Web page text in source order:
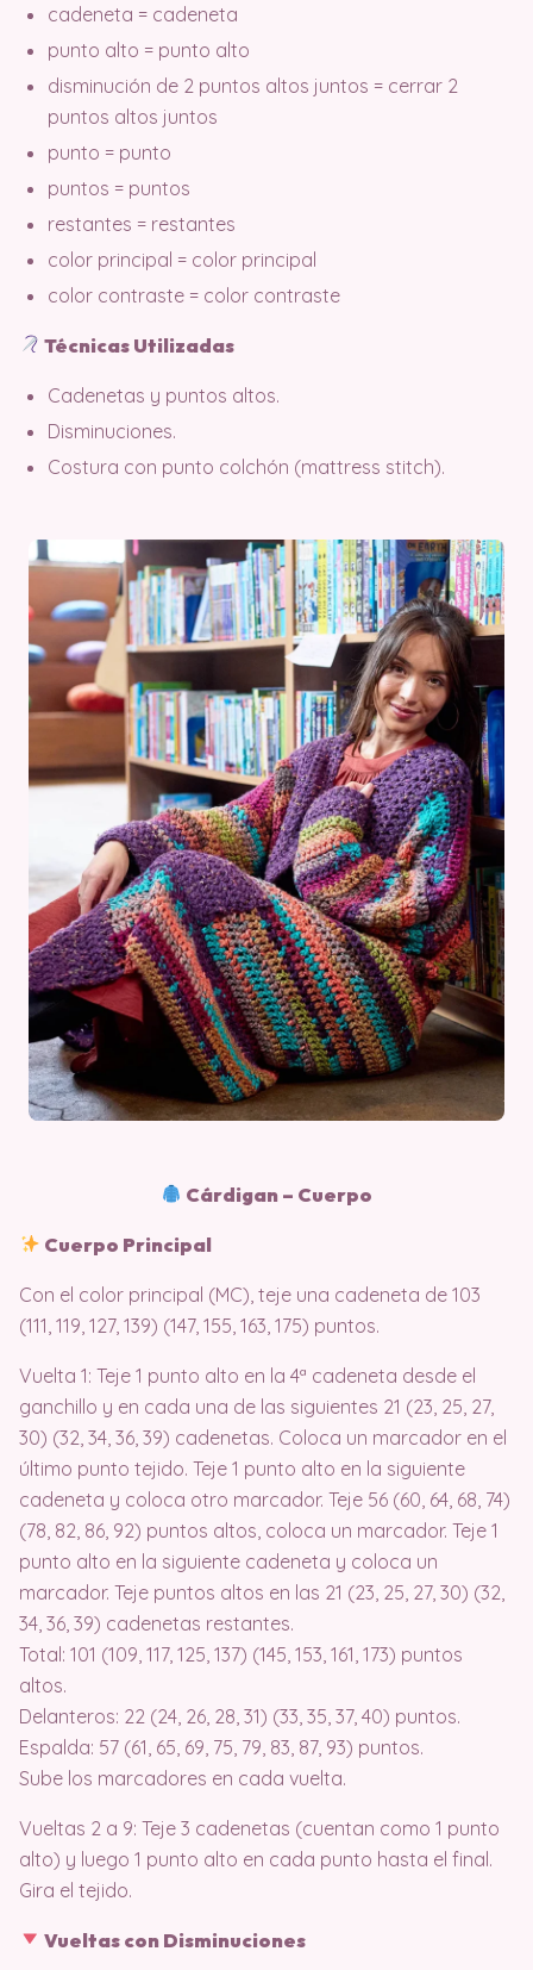
cadeneta = cadeneta
punto alto = punto alto
disminución de 2 puntos altos juntos = cerrar 2
puntos altos juntos
punto = punto
puntos = puntos
restantes = restantes
color principal = color principal
color contraste = color contraste
Técnicas Utilizadas
Cadenetas y puntos altos.
Disminuciones.
Costura con punto colchón (mattress stitch).
Cárdigan – Cuerpo
Cuerpo Principal
Con el color principal (MC), teje una cadeneta de 103
(111, 119, 127, 139) (147, 155, 163, 175) puntos.
Vuelta 1: Teje 1 punto alto en la 4ª cadeneta desde el
ganchillo y en cada una de las siguientes 21 (23, 25, 27,
30) (32, 34, 36, 39) cadenetas. Coloca un marcador en el
último punto tejido. Teje 1 punto alto en la siguiente
cadeneta y coloca otro marcador. Teje 56 (60, 64, 68, 74)
(78, 82, 86, 92) puntos altos, coloca un marcador. Teje 1
punto alto en la siguiente cadeneta y coloca un
marcador. Teje puntos altos en las 21 (23, 25, 27, 30) (32,
34, 36, 39) cadenetas restantes.
Total: 101 (109, 117, 125, 137) (145, 153, 161, 173) puntos
altos.
Delanteros: 22 (24, 26, 28, 31) (33, 35, 37, 40) puntos.
Espalda: 57 (61, 65, 69, 75, 79, 83, 87, 93) puntos.
Sube los marcadores en cada vuelta.
Vueltas 2 a 9: Teje 3 cadenetas (cuentan como 1 punto
alto) y luego 1 punto alto en cada punto hasta el final.
Gira el tejido.
Vueltas con Disminuciones